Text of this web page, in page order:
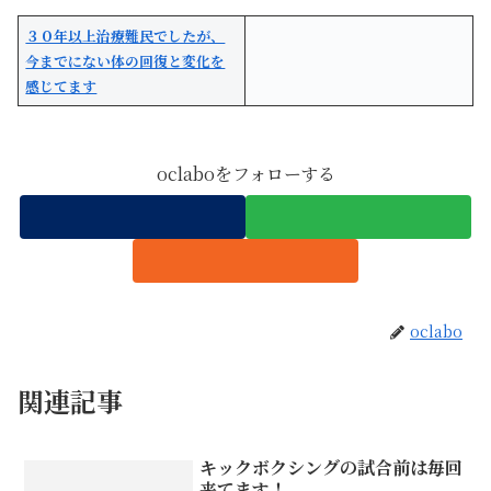
３０年以上治療難民でしたが、
今までにない体の回復と変化を
感じてます
oclaboをフォローする
oclabo
関連記事
キックボクシングの試合前は毎回